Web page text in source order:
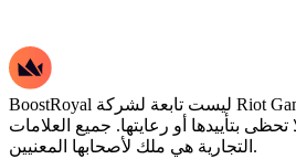
BoostRoyal ليست تابعة لشركة Riot Games, Inc. أو أي من
تحظى بتأييدها أو رعايتها. جميع العلامات
التجارية هي ملك لأصحابها المعنيين.